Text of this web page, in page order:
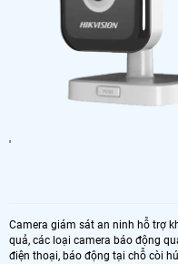
'
Camera giám sát an ninh hỗ trợ
quả, các loại camera báo động
điện thoại, báo động tại chỗ còi